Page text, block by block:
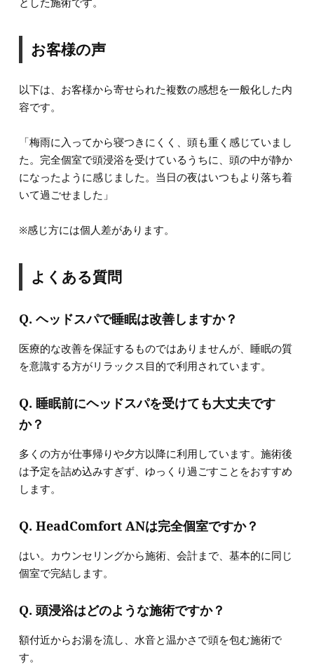
お客様の声
以下は、お客様から寄せられた複数の感想を一般化した内
容です。
「梅雨に入ってから寝つきにくく、頭も重く感じていまし
た。完全個室で頭浸浴を受けているうちに、頭の中が静か
になったように感じました。当日の夜はいつもより落ち着
いて過ごせました」
※感じ方には個人差があります。
よくある質問
Q. ヘッドスパで睡眠は改善しますか？
医療的な改善を保証するものではありませんが、睡眠の質
を意識する方がリラックス目的で利用されています。
Q. 睡眠前にヘッドスパを受けても大丈夫です
か？
多くの方が仕事帰りや夕方以降に利用しています。施術後
は予定を詰め込みすぎず、ゆっくり過ごすことをおすすめ
します。
Q. HeadComfort ANは完全個室ですか？
はい。カウンセリングから施術、会計まで、基本的に同じ
個室で完結します。
Q. 頭浸浴はどのような施術ですか？
額付近からお湯を流し、水音と温かさで頭を包む施術で
す。